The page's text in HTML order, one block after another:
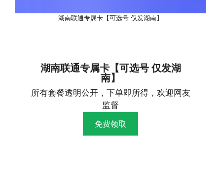
湖南联通专属卡【可选号 仅发湖南】
湖南联通专属卡【可选号 仅发湖
南】
所有套餐透明公开，下单即所得，欢迎网友
监督
免费领取